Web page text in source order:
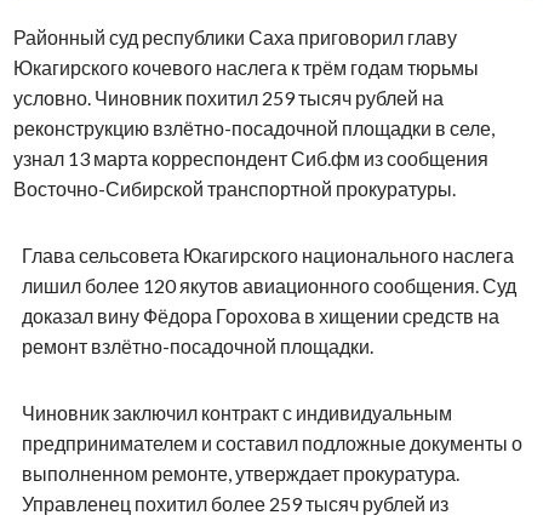
Районный суд республики Саха приговорил главу
Юкагирского кочевого наслега к трём годам тюрьмы
условно. Чиновник похитил 259 тысяч рублей на
реконструкцию взлётно-посадочной площадки в селе,
узнал 13 марта корреспондент Сиб.фм из сообщения
Восточно-Сибирской транспортной прокуратуры.
Глава сельсовета Юкагирского национального наслега
лишил более 120 якутов авиационного сообщения. Суд
доказал вину Фёдора Горохова в хищении средств на
ремонт взлётно-посадочной площадки.
Чиновник заключил контракт с индивидуальным
предпринимателем и составил подложные документы о
выполненном ремонте, утверждает прокуратура.
Управленец похитил более 259 тысяч рублей из